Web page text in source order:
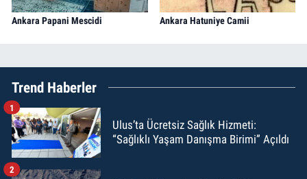
Ankara Papani Mescidi Ankara Hatuniye Camii
Trend Haberler
Ulus’ta Ücretsiz Sağlık Hizmeti:
“Sağlıklı Yaşam Danışma Birimi” Açıldı
1
2